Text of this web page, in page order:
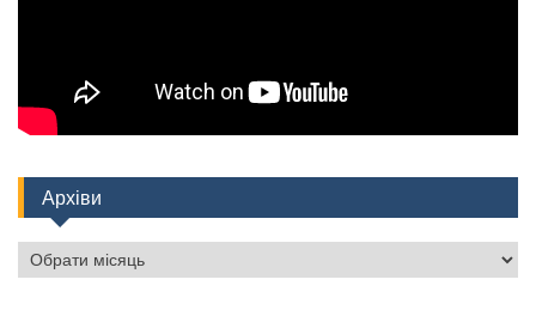
Архіви
Архіви